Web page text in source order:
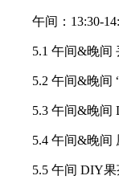
午间：13:30-
5.1 午间&晚间
5.2 午间&晚间 “
5.3 午间&晚间
5.4 午间&晚间
5.5 午间 DIY果